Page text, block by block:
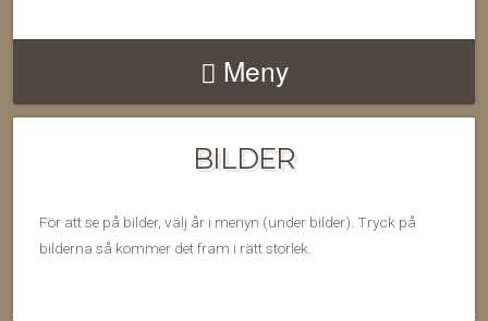
Meny
BILDER
För att se på bilder, välj år i menyn (under bilder). Tryck på
bilderna så kommer det fram i rätt storlek.